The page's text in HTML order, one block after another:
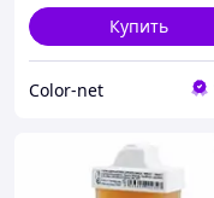
Купить
Color-net